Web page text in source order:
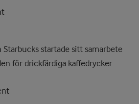
Starbucks startade sitt samarbete
för drickfärdiga kaffedrycker